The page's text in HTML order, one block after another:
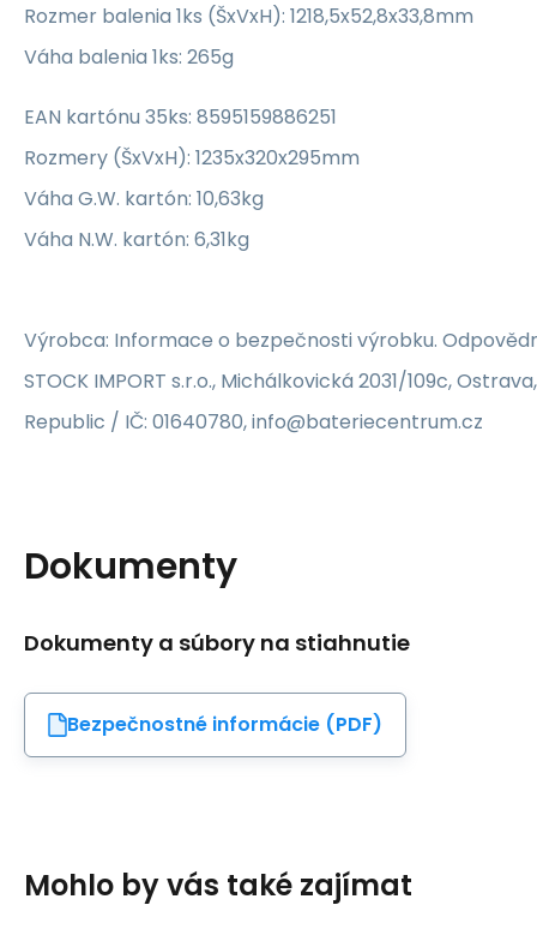
Rozmer balenia 1ks (ŠxVxH): 1218,5x52,8x33,8mm
Váha balenia 1ks: 265g
EAN kartónu 35ks: 8595159886251
Rozmery (ŠxVxH): 1235x320x295mm
Váha G.W. kartón: 10,63kg
Váha N.W. kartón: 6,31kg
Výrobca: Informace o bezpečnosti výrobku.
STOCK IMPORT s.r.o., Michálkovická 2031/109c,
Republic / IČ: 01640780, info@bateriecentrum.cz
Dokumenty
Dokumenty a súbory na stiahnutie
Bezpečnostné informácie (PDF)
Mohlo by vás také zajímat